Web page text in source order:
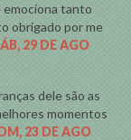
emociona tanto
obrigado por me
29 DE AGO
dele são as
momentos
23 DE AGO